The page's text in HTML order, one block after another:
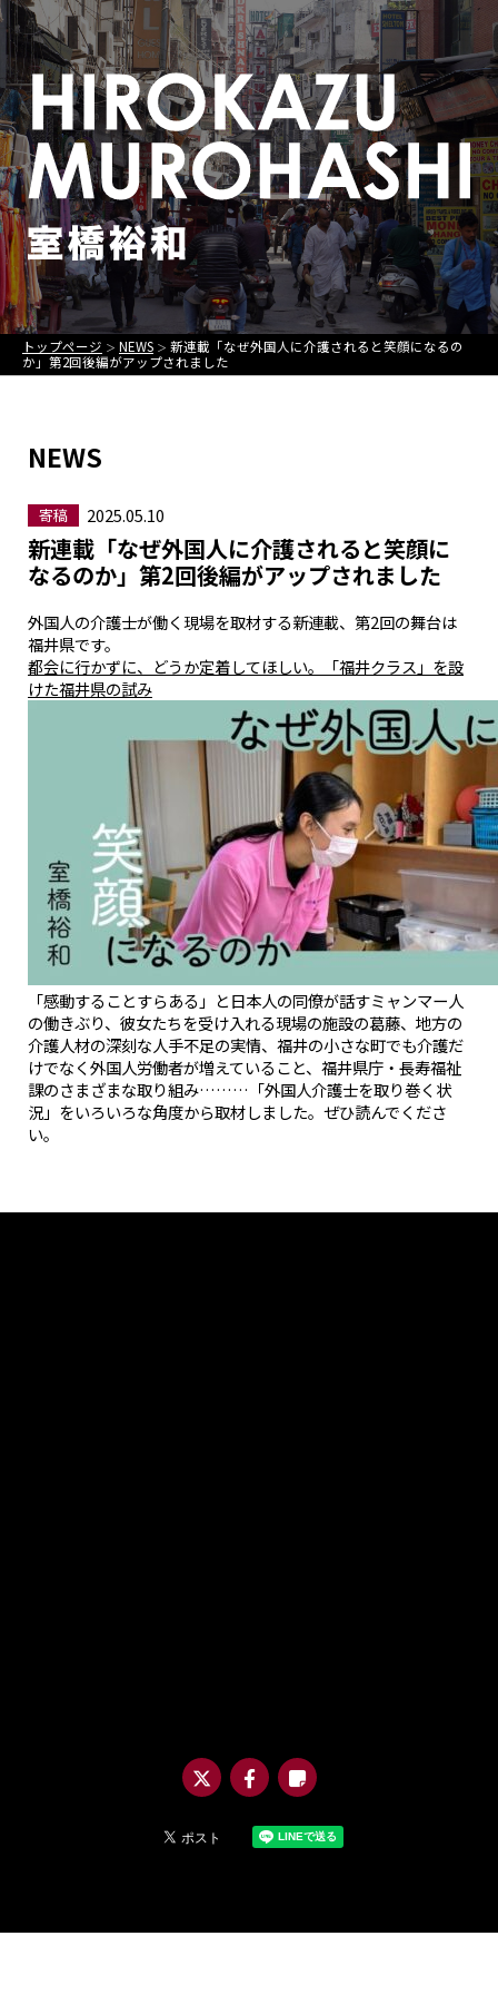
トップページ ＞ NEWS ＞ 新連載「なぜ外国人に介護されると笑顔になるの
か」第2回後編がアップされました
NEWS
寄稿 2025.05.10
新連載「なぜ外国人に介護されると笑顔に
なるのか」第2回後編がアップされました
外国人の介護士が働く現場を取材する新連載、第2回の舞台は
福井県です。
都会に行かずに、どうか定着してほしい。「福井クラス」を設
けた福井県の試み
「感動することすらある」と日本人の同僚が話すミャンマー人
の働きぶり、彼女たちを受け入れる現場の施設の葛藤、地方の
介護人材の深刻な人手不足の実情、福井の小さな町でも介護だ
けでなく外国人労働者が増えていること、福井県庁・長寿福祉
課のさまざまな取り組み………「外国人介護士を取り巻く状
況」をいろいろな角度から取材しました。ぜひ読んでくださ
い。
a